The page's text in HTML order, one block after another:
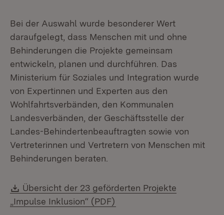
Bei der Auswahl wurde besonderer Wert
daraufgelegt, dass Menschen mit und ohne
Behinderungen die Projekte gemeinsam
entwickeln, planen und durchführen. Das
Ministerium für Soziales und Integration wurde
von Expertinnen und Experten aus den
Wohlfahrtsverbänden, den Kommunalen
Landesverbänden, der Geschäftsstelle der
Landes-Behindertenbeauftragten sowie von
Vertreterinnen und Vertretern von Menschen mit
Behinderungen beraten.
Download:
Übersicht der 23 geförderten Projekte
„Impulse Inklusion“ (PDF)